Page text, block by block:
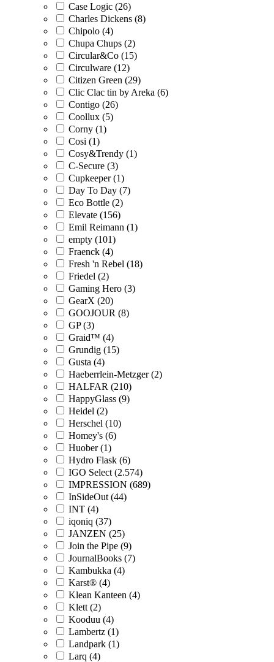
Case Logic (26)
Charles Dickens (8)
Chipolo (4)
Chupa Chups (2)
Circular&Co (15)
Circulware (12)
Citizen Green (29)
Clic Clac tin by Areka (6)
Contigo (26)
Coollux (5)
Corny (1)
Cosi (1)
Cosy&Trendy (1)
C-Secure (3)
Cupkeeper (1)
Day To Day (7)
Eco Bottle (2)
Elevate (156)
Emil Reimann (1)
empty (101)
Fraenck (4)
Fresh 'n Rebel (18)
Friedel (2)
Gaming Hero (3)
GearX (20)
GOOJOUR (8)
GP (3)
Graid™ (4)
Grundig (15)
Gusta (4)
Haeberrlein-Metzger (2)
HALFAR (210)
HappyGlass (9)
Heidel (2)
Herschel (10)
Homey's (6)
Huober (1)
Hydro Flask (6)
IGO Select (2.574)
IMPRESSION (689)
InSideOut (44)
INT (4)
iqoniq (37)
JANZEN (25)
Join the Pipe (9)
JournalBooks (7)
Kambukka (4)
Karst® (4)
Klean Kanteen (4)
Klett (2)
Kooduu (4)
Lambertz (1)
Landpark (1)
Larq (4)